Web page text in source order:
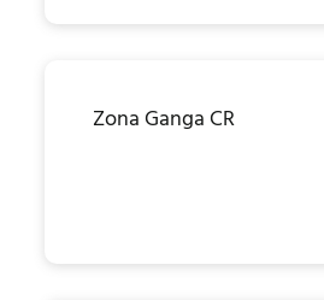
Zona Ganga CR